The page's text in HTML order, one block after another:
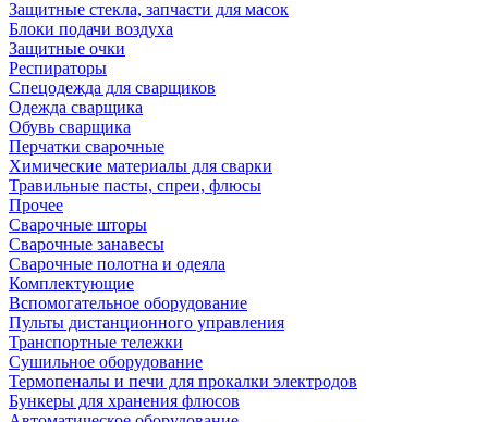
Защитные стекла, запчасти для масок
Блоки подачи воздуха
Защитные очки
Респираторы
Спецодежда для сварщиков
Одежда сварщика
Обувь сварщика
Перчатки сварочные
Химические материалы для сварки
Травильные пасты, спреи, флюсы
Прочее
Сварочные шторы
Сварочные занавесы
Сварочные полотна и одеяла
Комплектующие
Вспомогательное оборудование
Пульты дистанционного управления
Транспортные тележки
Сушильное оборудование
Термопеналы и печи для прокалки электродов
Бункеры для хранения флюсов